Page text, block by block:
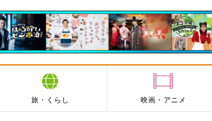
旅・くらし 映画・アニメ